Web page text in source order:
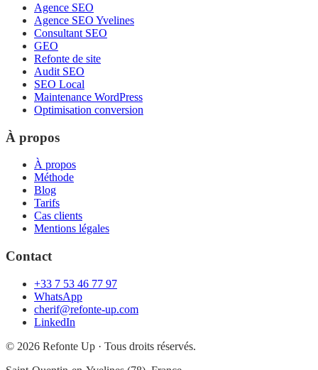
Agence SEO
Agence SEO Yvelines
Consultant SEO
GEO
Refonte de site
Audit SEO
SEO Local
Maintenance WordPress
Optimisation conversion
À propos
À propos
Méthode
Blog
Tarifs
Cas clients
Mentions légales
Contact
+33 7 53 46 77 97
WhatsApp
cherif@refonte-up.com
LinkedIn
© 2026 Refonte Up · Tous droits réservés.